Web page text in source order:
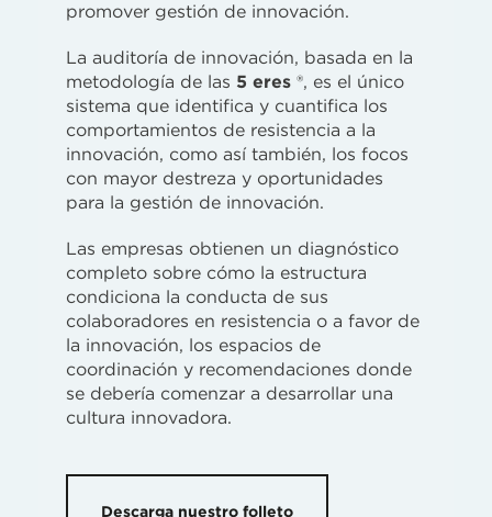
promover gestión de innovación.
La auditoría de innovación, basada en la
metodología de las 5 eres ®, es el único
sistema que identifica y cuantifica los
comportamientos de resistencia a la
innovación, como así también, los focos
con mayor destreza y oportunidades
para la gestión de innovación.
Las empresas obtienen un diagnóstico
completo sobre cómo la estructura
condiciona la conducta de sus
colaboradores en resistencia o a favor de
la innovación, los espacios de
coordinación y recomendaciones donde
se debería comenzar a desarrollar una
cultura innovadora.
Descarga nuestro folleto